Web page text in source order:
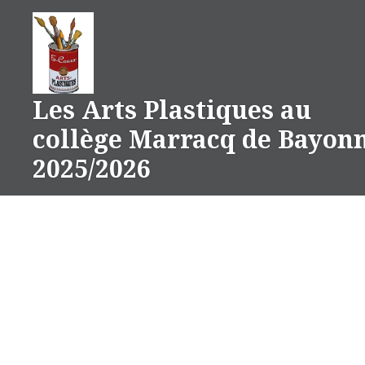
Les Arts Plastiques au
collège Marracq de
2025/2026